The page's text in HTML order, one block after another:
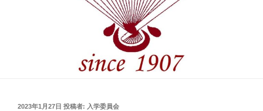
投
2023年1月27日 投稿者: 入学委員会